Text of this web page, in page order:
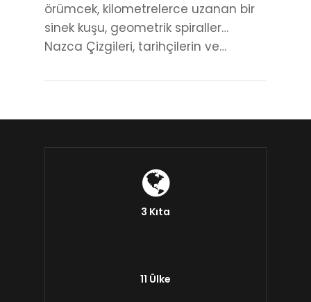
örümcek, kilometrelerce uzanan bir
sinek kuşu, geometrik spiraller…
Nazca Çizgileri, tarihçilerin ve…
3 Kıta
11 Ülke